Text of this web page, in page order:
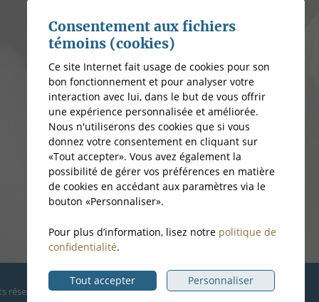
réservés
Consentement aux fichiers
témoins (cookies)
Ce site Internet fait usage de cookies pour son
bon fonctionnement et pour analyser votre
interaction avec lui, dans le but de vous offrir
une expérience personnalisée et améliorée.
Nous n'utiliserons des cookies que si vous
donnez votre consentement en cliquant sur
«Tout accepter». Vous avez également la
possibilité de gérer vos préférences en matière
de cookies en accédant aux paramètres via le
bouton «Personnaliser».
Pour plus d’information, lisez notre politique de
confidentialité.
Tout accepter Personnaliser